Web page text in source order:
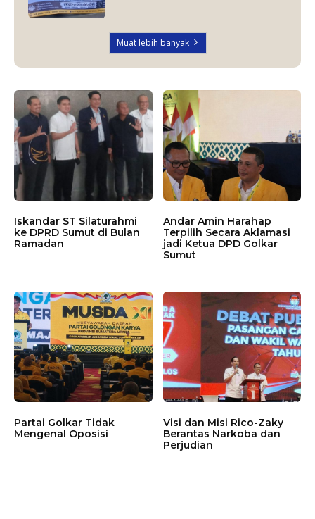
Muat lebih banyak
Iskandar ST Silaturahmi
ke DPRD Sumut di Bulan
Ramadan
Andar Amin Harahap
Terpilih Secara Aklamasi
jadi Ketua DPD Golkar
Sumut
Partai Golkar Tidak
Mengenal Oposisi
Visi dan Misi Rico-Zaky
Berantas Narkoba dan
Perjudian